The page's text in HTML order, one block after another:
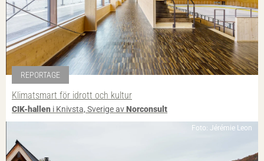
REPORTAGE
Klimatsmart för idrott och kultur
CIK-hallen i Knivsta, Sverige avNorconsult
Foto: Jérémie Leon